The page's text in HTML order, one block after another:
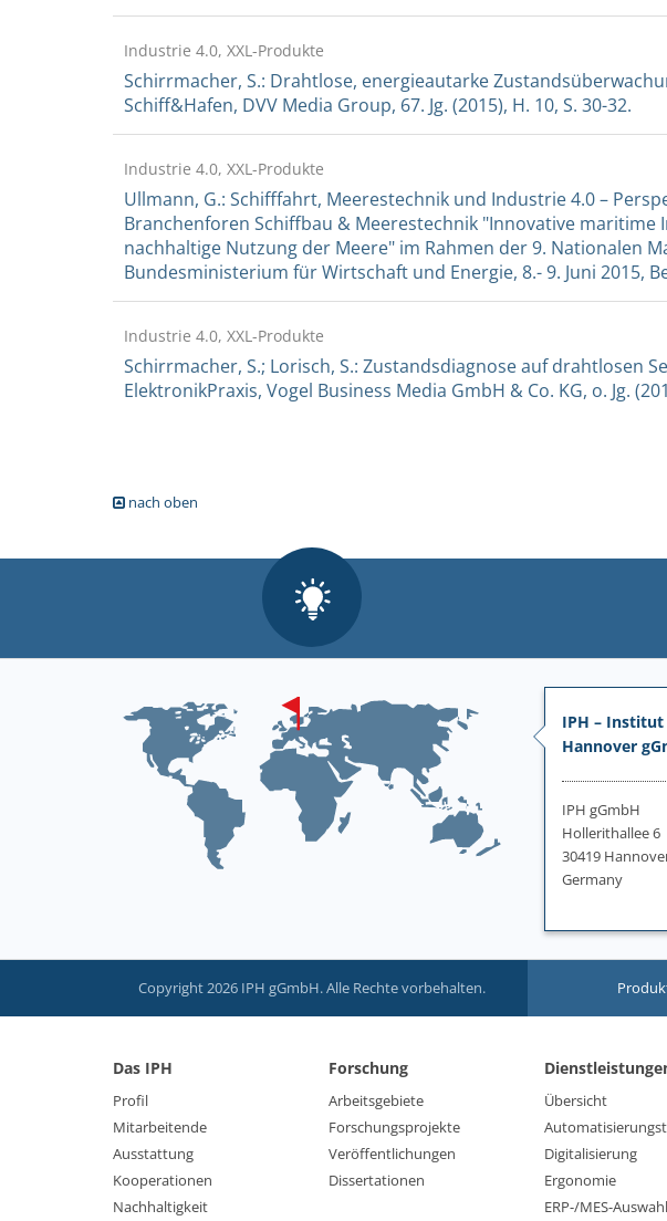
Industrie 4.0, XXL-Produkte
Schirrmacher, S.: Drahtlose, energieautarke
Schiff&Hafen, DVV Media Group, 67. Jg. (2015), H. 10, S. 30-32.
Industrie 4.0, XXL-Produkte
Ullmann, G.: Schifffahrt, Meerestechnik und Industrie 4.0 –
Branchenforen Schiffbau & Meerestechnik "Innovative maritime
nachhaltige Nutzung der Meere" im Rahmen der 9. Nationalen
Bundesministerium für Wirtschaft und Energie, 8.- 9. Juni 2015,
Industrie 4.0, XXL-Produkte
Schirrmacher, S.; Lorisch, S.: Zustandsdiagnose auf drahtlosen
ElektronikPraxis, Vogel Business Media GmbH & Co. KG, o. Jg.
nach oben
IPH –
Hannover
IPH gGmbH
Hollerithallee 6
30419
Germany
Copyright 2026 IPH gGmbH. Alle Rechte vorbehalten.
Das IPH
Profil
Mitarbeitende
Ausstattung
Kooperationen
Nachhaltigkeit
Forschung
Arbeitsgebiete
Forschungsprojekte
Veröffentlichungen
Dissertationen
Übersicht
Digitalisierung
Ergonomie
ERP-/MES-Auswahl